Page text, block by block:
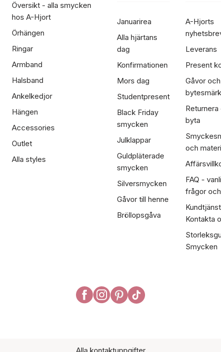
Översikt - alla smycken
hos A-Hjort
Örhängen
Ringar
Armband
Halsband
Ankelkedjor
Hängen
Accessories
Outlet
Alla styles
Januarirea
Alla hjärtans
dag
Konfirmationen
Mors dag
Studentpresent
Black Friday
smycken
Julklappar
Guldpläterade
smycken
Silversmycken
Gåvor till henne
Bröllopsgåva
A-Hjorts
Leverans
Present
Gåvor och
Returnera
byta
och
FAQ -
frågor
Kontakta
Smycken